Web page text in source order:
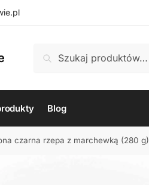
Szukaj
Blog
czarna rzepa z marchewką (280 g)